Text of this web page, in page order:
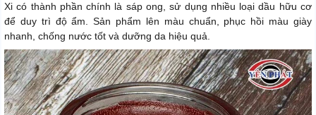
Xi có thành phần chính là sáp ong, sử dụng nhiều loại dầu hữu cơ
để duy trì độ ẩm. Sản phẩm lên màu chuẩn, phục hồi màu giày
nhanh, chống nước tốt và dưỡng da hiệu quả.